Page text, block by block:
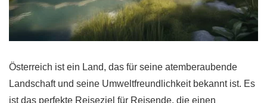
Österreich ist ein Land, das für seine atemberaubende
Landschaft und seine Umweltfreundlichkeit bekannt ist. Es
ist das perfekte Reiseziel für Reisende, die einen